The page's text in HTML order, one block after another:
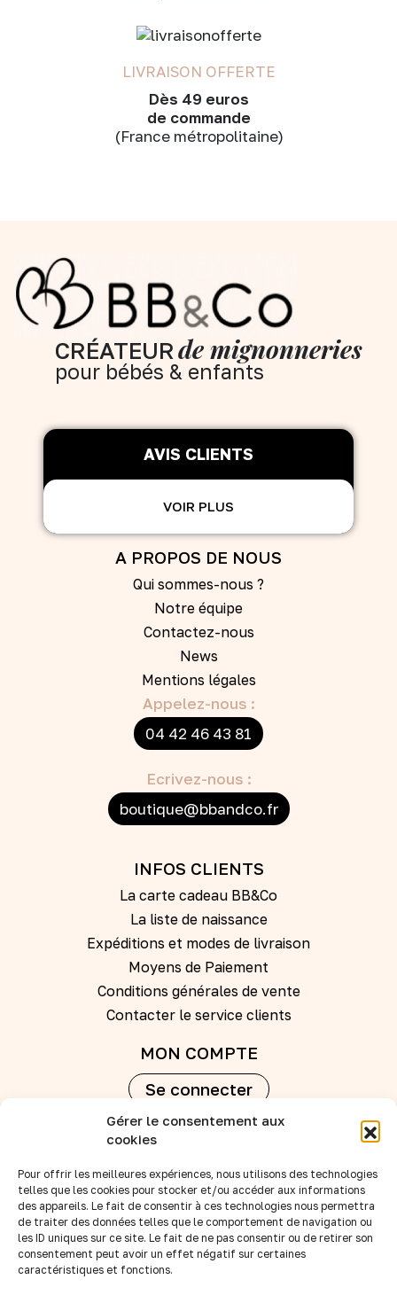
Gérer le consentement aux
cookies
Pour offrir les meilleures expériences, nous utilisons des technologies
telles que les cookies pour stocker et/ou accéder aux informations
des appareils. Le fait de consentir à ces technologies nous permettra
de traiter des données telles que le comportement de navigation ou
les ID uniques sur ce site. Le fait de ne pas consentir ou de retirer son
consentement peut avoir un effet négatif sur certaines
caractéristiques et fonctions.
LIVRAISON OFFERTE
Dès 49 euros
de commande
(France métropolitaine)
CRÉATEURde mignonneries
pour bébés & enfants
AVIS CLIENTS
VOIR PLUS
A PROPOS DE NOUS
Qui sommes-nous ?
Notre équipe
Contactez-nous
News
Mentions légales
Appelez-nous :
04 42 46 43 81
Ecrivez-nous :
boutique@bbandco.fr
INFOS CLIENTS
La carte cadeau BB&Co
La liste de naissance
Expéditions et modes de livraison
Moyens de Paiement
Conditions générales de vente
Contacter le service clients
MON COMPTE
Se connecter
Créer un compte
REVENDEURS
Nos points de vente
Devenir revendeur
Accès B to B